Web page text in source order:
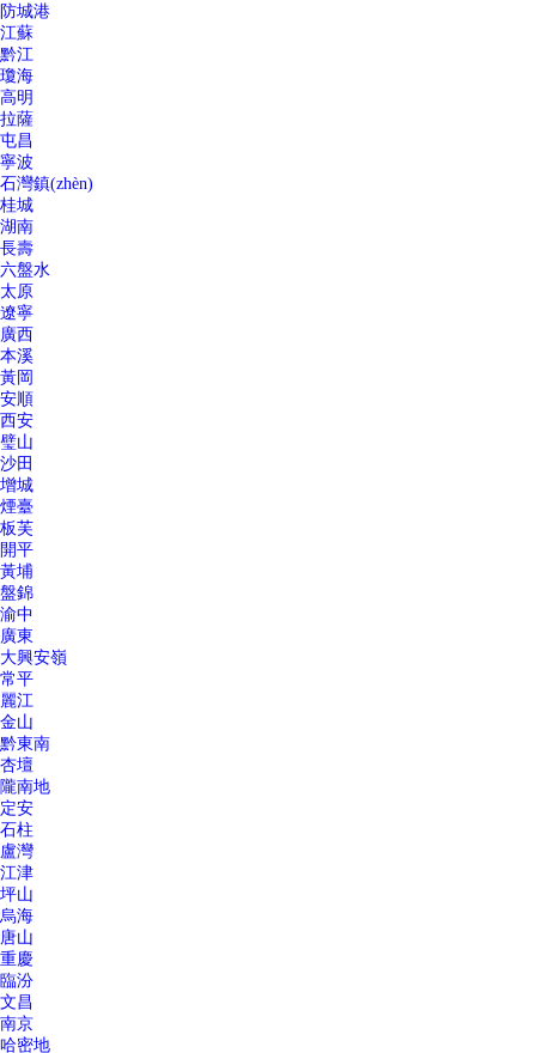
防城港
江蘇
黔江
瓊海
高明
拉薩
屯昌
寧波
石灣鎮(zhèn)
桂城
湖南
長壽
六盤水
太原
遼寧
廣西
本溪
黃岡
安順
西安
璧山
沙田
增城
煙臺
板芙
開平
黃埔
盤錦
渝中
廣東
大興安嶺
常平
麗江
金山
黔東南
杏壇
隴南地
定安
石柱
盧灣
江津
坪山
烏海
唐山
重慶
臨汾
文昌
南京
哈密地